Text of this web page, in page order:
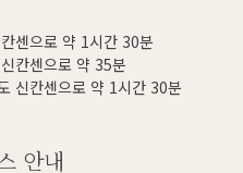
센으로 약 1시간 30분
칸센으로 약 35분
신칸센으로 약 1시간 30분
안내